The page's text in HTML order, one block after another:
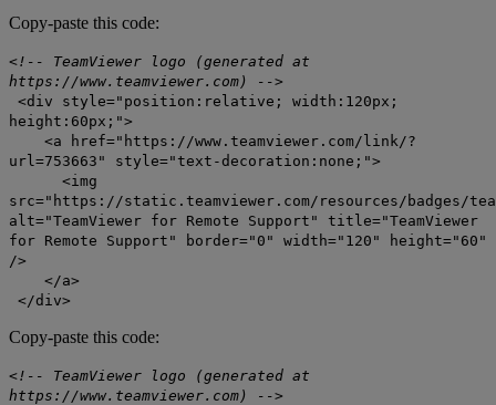
Copy-paste this code:
<!-- TeamViewer logo (generated at
https://www.teamviewer.com) -->
<div style="position:relative; width:120px;
height:60px;">
<a href="https://www.teamviewer.com/link/?
url=753663" style="text-decoration:none;">
<img
src="https://static.teamviewer.com/resources/badges/
alt="TeamViewer for Remote Support" title="TeamViewer
for Remote Support" border="0" width="120" height="60"
/>
</a>
</div>
Copy-paste this code:
<!-- TeamViewer logo (generated at
https://www.teamviewer.com) -->